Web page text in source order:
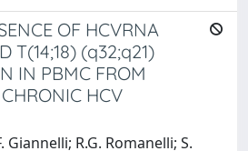
OF HCVRNA
T(14;18) (q32;q21)
IN PBMC FROM
HCV
Giannelli; R.G. Romanelli; S.